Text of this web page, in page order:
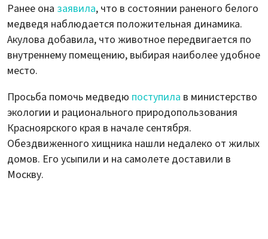
Ранее она заявила, что в состоянии раненого белого
медведя наблюдается положительная динамика.
Акулова добавила, что животное передвигается по
внутреннему помещению, выбирая наиболее удобное
место.
Просьба помочь медведю поступила в министерство
экологии и рационального природопользования
Красноярского края в начале сентября.
Обездвиженного хищника нашли недалеко от жилых
домов. Его усыпили и на самолете доставили в
Москву.